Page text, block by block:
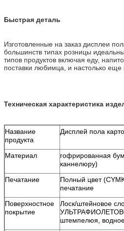
Быстрая деталь
Изготовленные на заказ дисплеи
большинств типах розницы
типов продуктов включая еду,
поставки любимца, и настолько еще
Техническая характеристика
Название
продукта
Дисплей пола
Материал
гофрированная
каннелюру)
Печатание
Полный цвет
печатание
Поверхностное
покрытие
Лоск/штейновое
штемпелюя,